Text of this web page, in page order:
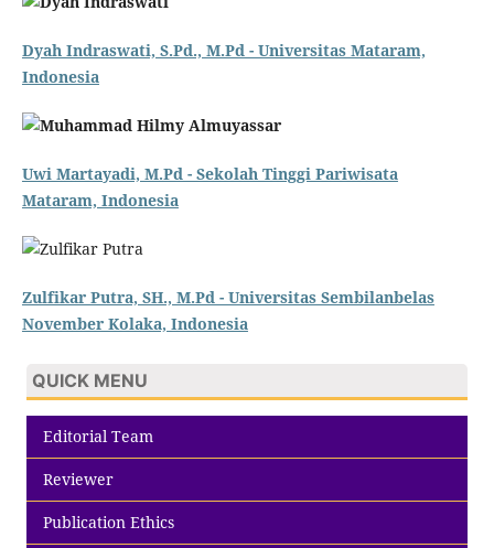
Dyah Indraswati, S.Pd., M.Pd - Universitas Mataram,
Indonesia
Uwi Martayadi, M.Pd - Sekolah Tinggi Pariwisata
Mataram, Indonesia
Zulfikar Putra, SH., M.Pd - Universitas Sembilanbelas
November Kolaka, Indonesia
QUICK MENU
Editorial Team
Reviewer
Publication Ethics